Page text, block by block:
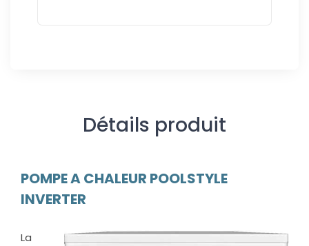
Détails produit
POMPE A CHALEUR POOLSTYLE
INVERTER
La